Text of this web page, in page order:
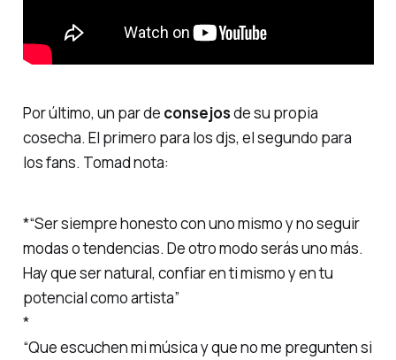
Por último, un par de consejosde su propia
cosecha. El primero para los djs, el segundo para
los fans. Tomad nota:
*“Ser siempre honesto con uno mismo y no seguir
modas o tendencias. De otro modo serás uno más.
Hay que ser natural, confiar en ti mismo y en tu
potencial como artista”
*
“Que escuchen mi música y que no me pregunten si